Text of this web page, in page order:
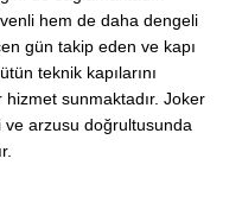
hem de daha dengeli
gün takip eden ve kapı
teknik kapılarını
sunmaktadır. Joker
ve arzusu doğrultusunda